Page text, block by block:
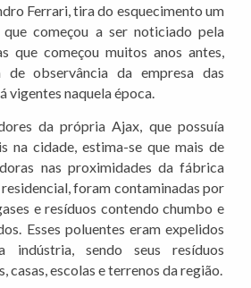
Ferrari, tira do esquecimento um
começou a ser noticiado pela
que começou muitos anos antes,
de observância da empresa das
vigentes naquela época.
da própria Ajax, que possuía
na cidade, estima-se que mais de
nas proximidades da fábrica
foram contaminadas por
e resíduos contendo chumbo e
Esses poluentes eram expelidos
indústria, sendo seus resíduos
casas, escolas e terrenos da região.